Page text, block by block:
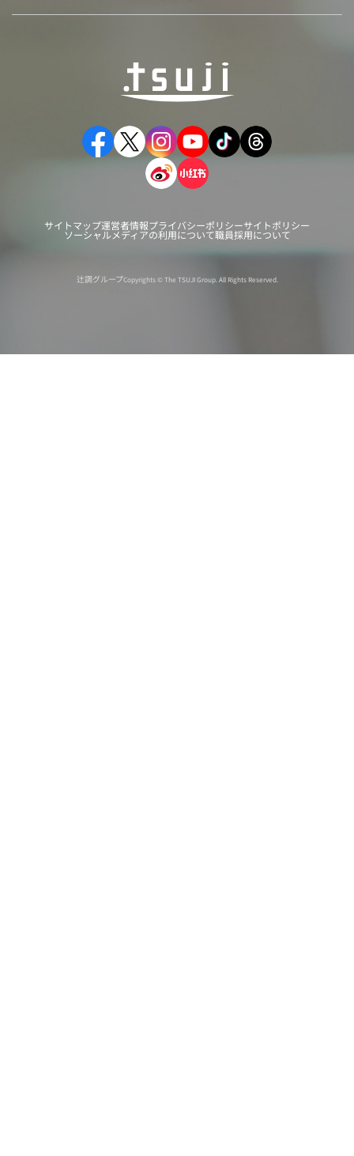
サイトマップ運営者情報プライバシーポリシーサイトポリシー
ソーシャルメディアの利用について職員採用について
辻調グループCopyrights © The TSUJI Group. All Rights Reserved.